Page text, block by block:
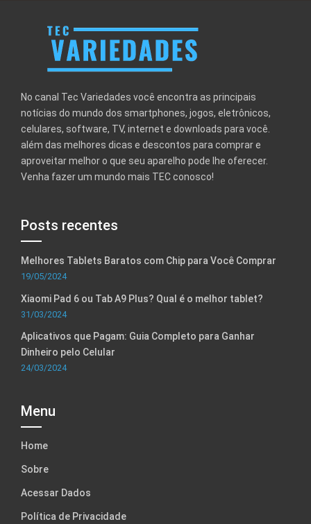
No canal Tec Variedades você encontra as principais
notícias do mundo dos smartphones, jogos, eletrônicos,
celulares, software, TV, internet e downloads para você.
além das melhores dicas e descontos para comprar e
aproveitar melhor o que seu aparelho pode lhe oferecer.
Venha fazer um mundo mais TEC conosco!
Posts recentes
Melhores Tablets Baratos com Chip para Você Comprar
19/05/2024
Xiaomi Pad 6 ou Tab A9 Plus? Qual é o melhor tablet?
31/03/2024
Aplicativos que Pagam: Guia Completo para Ganhar
Dinheiro pelo Celular
24/03/2024
Menu
Home
Sobre
Acessar Dados
Política de Privacidade